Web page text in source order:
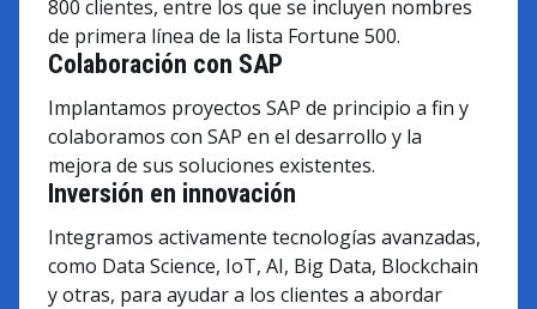
800 clientes, entre los que se incluyen nombres
de primera línea de la lista Fortune 500.
Colaboración con SAP
Implantamos proyectos SAP de principio a fin y
colaboramos con SAP en el desarrollo y la
mejora de sus soluciones existentes.
Inversión en innovación
Integramos activamente tecnologías avanzadas,
como Data Science, IoT, AI, Big Data, Blockchain
y otras, para ayudar a los clientes a abordar